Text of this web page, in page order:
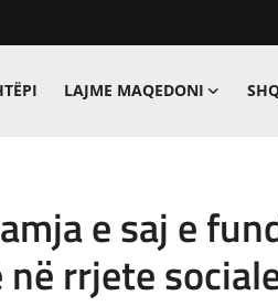
LAJME MAQEDONI
e saj e
rrjete